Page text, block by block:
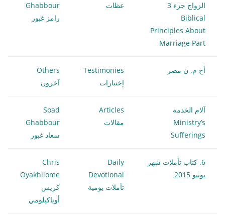
الزواج جزء 3
Biblical
Principles About
Marriage Part
عظات
Ghabbour
رامز غبور
أخ م. ن مصر
Testimonies
إختبارات
Others
آخرون
آلام الخدمة
Ministry’s
Sufferings
Articles
مقالات
Soad
Ghabbour
سعاد غبور
6. كتاب تأملات شهر
يونيو 2015
Daily
Devotional
تأملات يومية
Chris
Oyakhilome
كريس
أوياكيلومي